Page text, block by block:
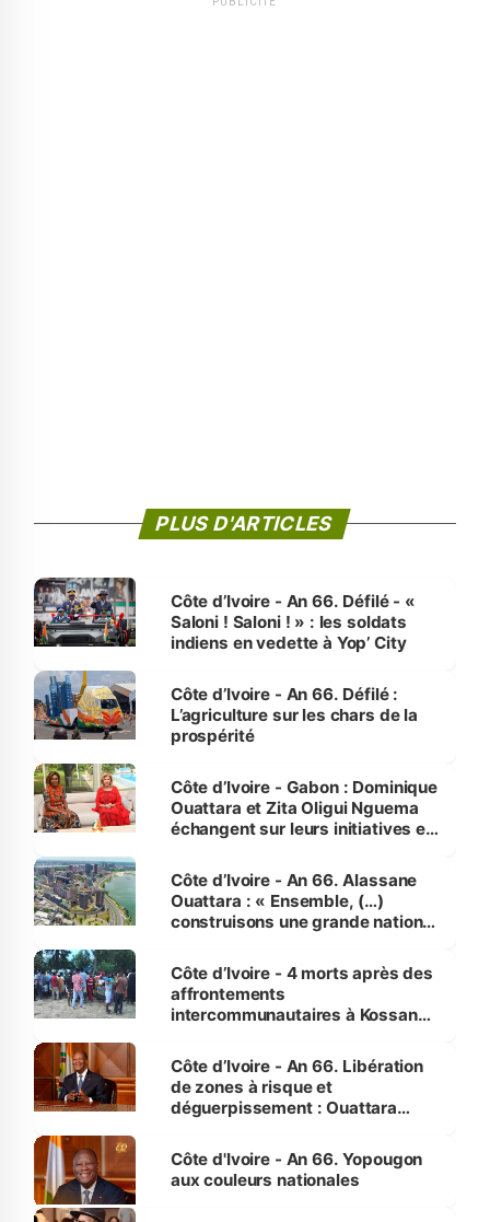
PLUS D'ARTICLES
Côte d’Ivoire - An 66. Défilé - «
Saloni ! Saloni ! » : les soldats
indiens en vedette à Yop’ City
Côte d’Ivoire - An 66. Défilé :
L’agriculture sur les chars de la
prospérité
Côte d’Ivoire - Gabon : Dominique
Ouattara et Zita Oligui Nguema
échangent sur leurs initiatives en
enfants
Côte d’Ivoire - An 66. Alassane
Ouattara : « Ensemble, (…)
construisons une grande nation
générations futures »
Côte d’Ivoire - 4 morts après des
affrontements
intercommunautaires à Kossandji
milieu des sinistrés
Côte d’Ivoire - An 66. Libération
de zones à risque et
déguerpissement : Ouattara
l'Etat de droit pour préserver les
vies humaines »
Côte d'Ivoire - An 66. Yopougon
aux couleurs nationales